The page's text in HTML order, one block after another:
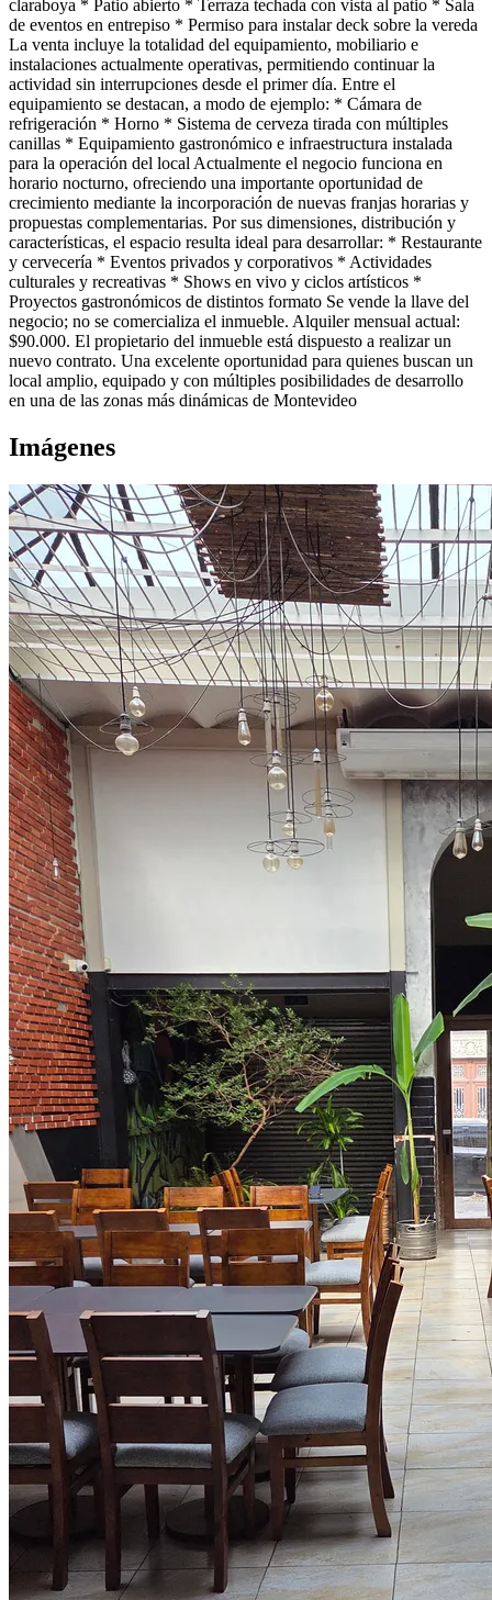
claraboya * Patio abierto * Terraza techada con vista al patio * Sala
de eventos en entrepiso * Permiso para instalar deck sobre la vereda
La venta incluye la totalidad del equipamiento, mobiliario e
instalaciones actualmente operativas, permitiendo continuar la
actividad sin interrupciones desde el primer día. Entre el
equipamiento se destacan, a modo de ejemplo: * Cámara de
refrigeración * Horno * Sistema de cerveza tirada con múltiples
canillas * Equipamiento gastronómico e infraestructura instalada
para la operación del local Actualmente el negocio funciona en
horario nocturno, ofreciendo una importante oportunidad de
crecimiento mediante la incorporación de nuevas franjas horarias y
propuestas complementarias. Por sus dimensiones, distribución y
características, el espacio resulta ideal para desarrollar: * Restaurante
y cervecería * Eventos privados y corporativos * Actividades
culturales y recreativas * Shows en vivo y ciclos artísticos *
Proyectos gastronómicos de distintos formato Se vende la llave del
negocio; no se comercializa el inmueble. Alquiler mensual actual:
$90.000. El propietario del inmueble está dispuesto a realizar un
nuevo contrato. Una excelente oportunidad para quienes buscan un
local amplio, equipado y con múltiples posibilidades de desarrollo
en una de las zonas más dinámicas de Montevideo
Imágenes